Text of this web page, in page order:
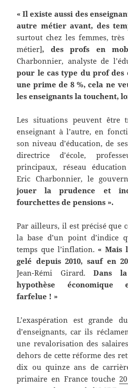
« Il existe aussi des
autre métier avant, des
surtout chez les femmes, très
métier], des profs en
Charbonnier, analyste de
pour le cas type du prof des
une prime de 8 %, cela ne
les enseignants la touchent,
Les situations peuvent être
enseignant à l’autre, en
son niveau d’éducation, de
directrice d’école,
principaux, réseau
Eric Charbonnier, le
jouer la prudence et
fourchettes de pensions ».
Par ailleurs, il est précisé que
la base d’un point d’indice
temps que l’inflation. « Mais
gelé depuis 2010, sauf en
Jean-Rémi Girard.Dans
hypothèse économique
farfelue ! »
L’exaspération est grande
d’enseignants, car ils
une revalorisation des
dehors de cette réforme des
dix ou quinze ans de
primaire en France touche